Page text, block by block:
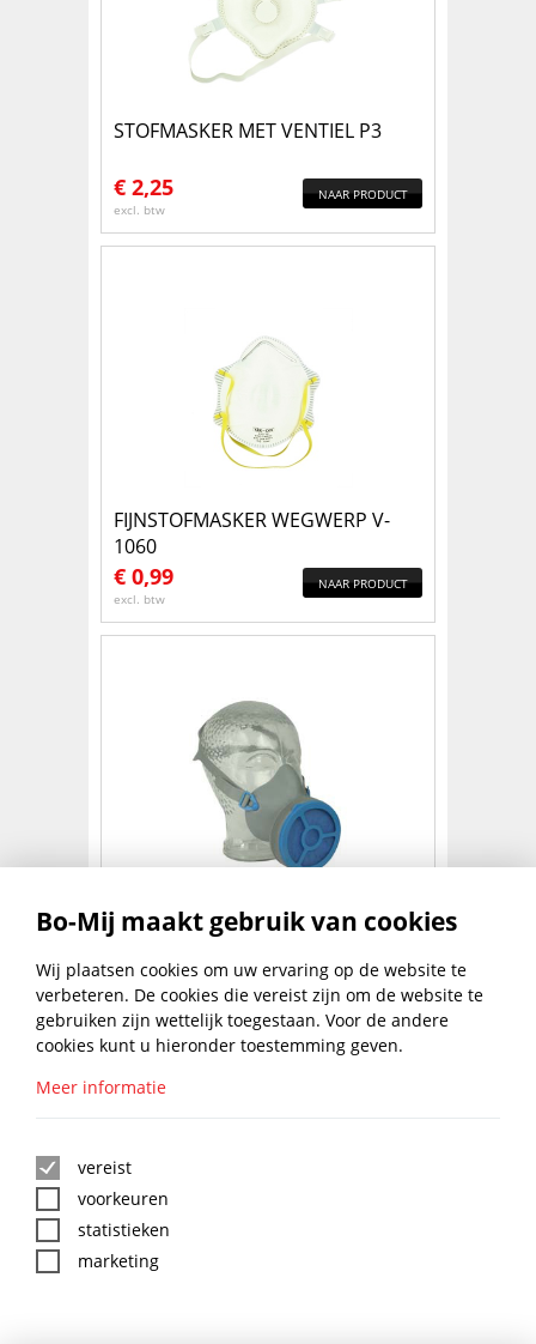
STOFMASKER MET VENTIEL P3
€ 2,25
excl. btw
NAAR PRODUCT
FIJNSTOFMASKER WEGWERP V-
1060
€ 0,99
excl. btw
NAAR PRODUCT
FILTSCHIJFJES V.RESP. MASKER
€0,86
excl. btw
NAAR PRODUCT
1
BO-MIJ NIEUWSBRIEF
:
Bo-Mij maakt gebruik van cookies
Wij plaatsen cookies om uw ervaring op de website te
verbeteren. De cookies die vereist zijn om de website te
gebruiken zijn wettelijk toegestaan. Voor de andere
cookies kunt u hieronder toestemming geven.
Meer informatie
vereist
voorkeuren
statistieken
marketing